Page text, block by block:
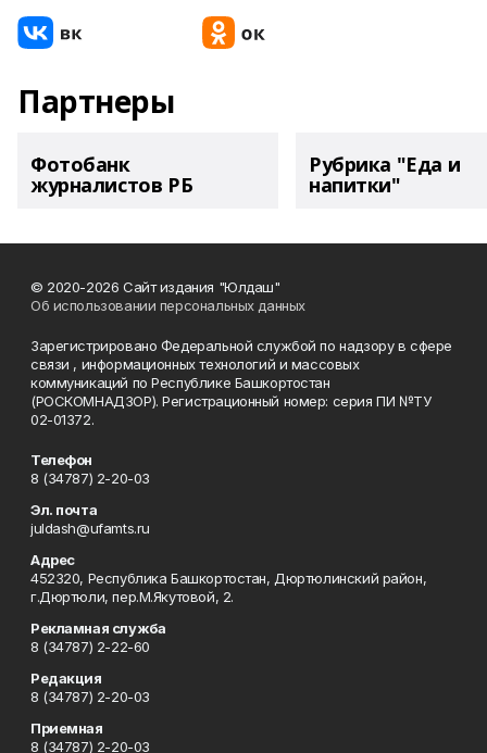
Партнеры
Фотобанк
журналистов РБ
Рубрика "Еда и
напитки"
© 2020-2026 Сайт издания "Юлдаш"
Об использовании персональных данных
Зарегистрировано Федеральной службой по надзору в сфере
связи , информационных технологий и массовых
коммуникаций по Республике Башкортостан
(РОСКОМНАДЗОР). Регистрационный номер: серия ПИ №ТУ
02-01372.
Телефон
8 (34787) 2-20-03
Эл. почта
juldash@ufamts.ru
Адрес
452320, Республика Башкортостан, Дюртюлинский район,
г.Дюртюли, пер.М.Якутовой, 2.
Рекламная служба
8 (34787) 2-22-60
Редакция
8 (34787) 2-20-03
Приемная
8 (34787) 2-20-03